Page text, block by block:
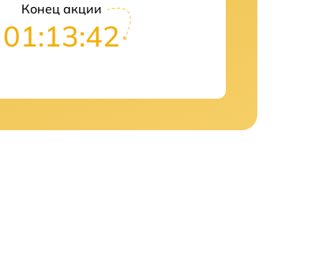
Конец акции
01:13:42